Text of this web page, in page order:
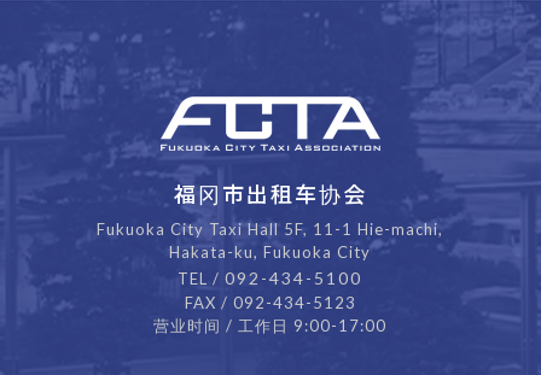
福冈市出租车协会
Fukuoka City Taxi Hall 5F, 11-1 Hie-machi,
Hakata-ku, Fukuoka City
TEL /092-434-5100
FAX / 092-434-5123
营业时间 / 工作日 9:00-17:00